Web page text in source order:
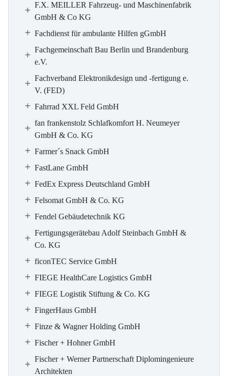
F.X. MEILLER Fahrzeug- und Maschinenfabrik
GmbH & Co KG
Fachdienst für ambulante Hilfen gGmbH
Fachgemeinschaft Bau Berlin und Brandenburg
e.V.
Fachverband Elektronikdesign und -fertigung e.
V. (FED)
Fahrrad XXL Feld GmbH
fan frankenstolz Schlafkomfort H. Neumeyer
GmbH & Co. KG
Farmer´s Snack GmbH
FastLane GmbH
FedEx Express Deutschland GmbH
Felsomat GmbH & Co. KG
Fendel Gebäudetechnik KG
Fertigungsgerätebau Adolf Steinbach GmbH &
Co. KG
ficonTEC Service GmbH
FIEGE HealthCare Logistics GmbH
FIEGE Logistik Stiftung & Co. KG
FingerHaus GmbH
Finze & Wagner Holding GmbH
Fischer + Hohner GmbH
Fischer + Werner Partnerschaft Diplomingenieure
Architekten